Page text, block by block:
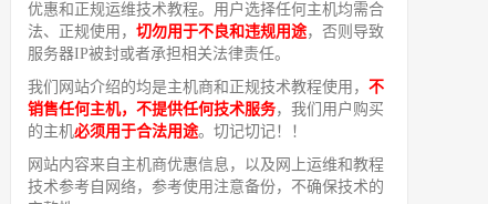
优惠和正规运维技术教程。用户选择任何主机均需合
法、正规使用， 切勿用于不良和违规用途，否则导致
服务器IP被封或者承担相关法律责任。
我们网站介绍的均是主机商和正规技术教程使用， 不
销售任何主机，不提供任何技术服务，我们用户购买
的主机必须用于合法用途。切记切记！！
网站内容来自主机商优惠信息，以及网上运维和教程
技术参考自网络，参考使用注意备份，不确保技术的